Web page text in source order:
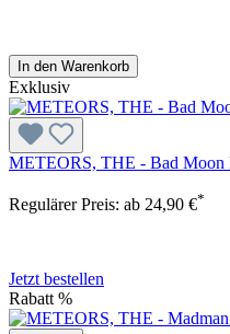
In den Warenkorb
Exklusiv
METEORS, THE - Bad Moon
Regulärer Preis: ab 24,90 €*
Jetzt bestellen
Rabatt %